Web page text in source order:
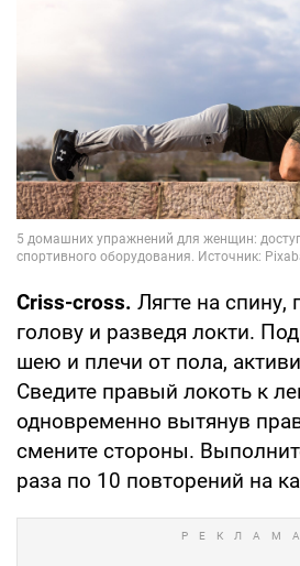
Criss-cross. Лягте на
голову и разведя локти.
шею и плечи от пола,
Сведите правый локоть к
одновременно вытянув
смените стороны.
раза по 10 повторений на